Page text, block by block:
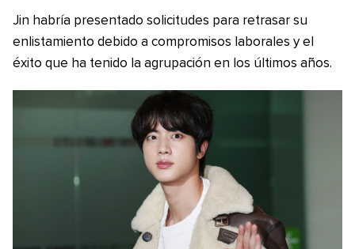
Jin habría presentado solicitudes para retrasar su
enlistamiento debido a compromisos laborales y el
éxito que ha tenido la agrupación en los últimos años.